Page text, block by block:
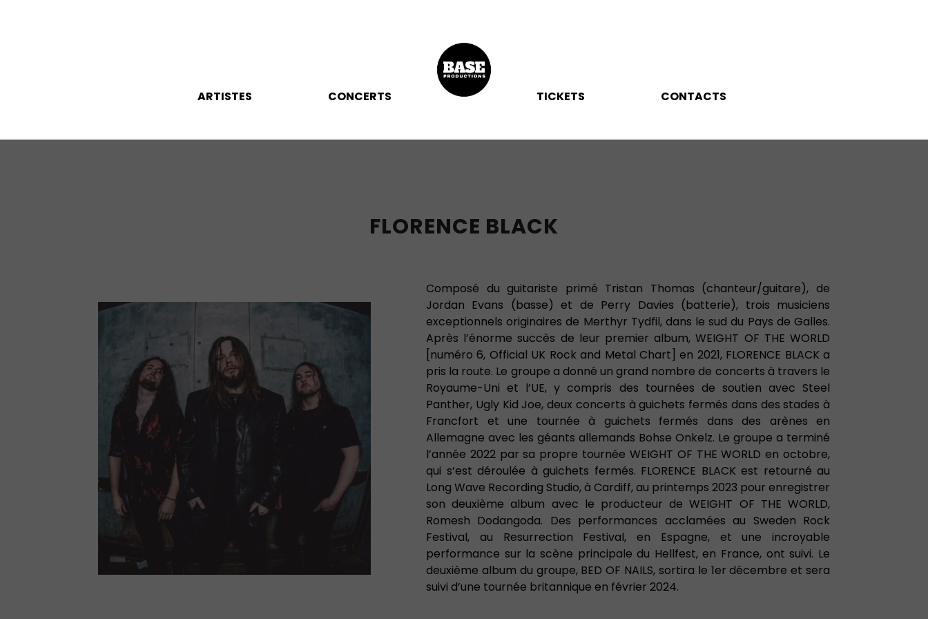
ARTISTES CONCERTS TICKETS CONTACTS
FLORENCE BLACK
Composé du guitariste primé Tristan Thomas (chanteur/guitare), de
Jordan Evans (basse) et de Perry Davies (batterie), trois musiciens
exceptionnels originaires de Merthyr Tydfil, dans le sud du Pays de Galles.
Après l’énorme succès de leur premier album, WEIGHT OF THE WORLD
[numéro 6, Official UK Rock and Metal Chart] en 2021, FLORENCE BLACK a
pris la route. Le groupe a donné un grand nombre de concerts à travers le
Royaume-Uni et l’UE, y compris des tournées de soutien avec Steel
Panther, Ugly Kid Joe, deux concerts à guichets fermés dans des stades à
Francfort et une tournée à guichets fermés dans des arènes en
Allemagne avec les géants allemands Bohse Onkelz. Le groupe a terminé
l’année 2022 par sa propre tournée WEIGHT OF THE WORLD en octobre,
qui s’est déroulée à guichets fermés. FLORENCE BLACK est retourné au
Long Wave Recording Studio, à Cardiff, au printemps 2023 pour enregistrer
son deuxième album avec le producteur de WEIGHT OF THE WORLD,
Romesh Dodangoda. Des performances acclamées au Sweden Rock
Festival, au Resurrection Festival, en Espagne, et une incroyable
performance sur la scène principale du Hellfest, en France, ont suivi. Le
deuxième album du groupe, BED OF NAILS, sortira le 1er décembre et sera
suivi d’une tournée britannique en février 2024.